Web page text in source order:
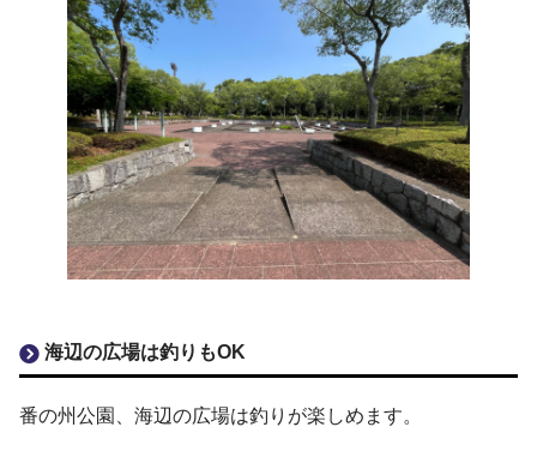
海辺の広場は釣りもOK
番の州公園、海辺の広場は釣りが楽しめます。